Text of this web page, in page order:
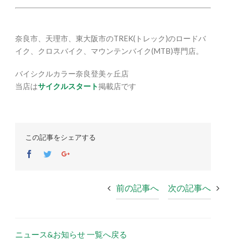
奈良市、天理市、東大阪市のTREK(トレック)のロードバ
イク、クロスバイク、マウンテンバイク(MTB)専門店。
バイシクルカラー奈良登美ヶ丘店
当店はサイクルスタート掲載店です
この記事をシェアする
Facebook
TwitterGoogle+
前の記事へ 次の記事へ
ニュース&お知らせ 一覧へ戻る